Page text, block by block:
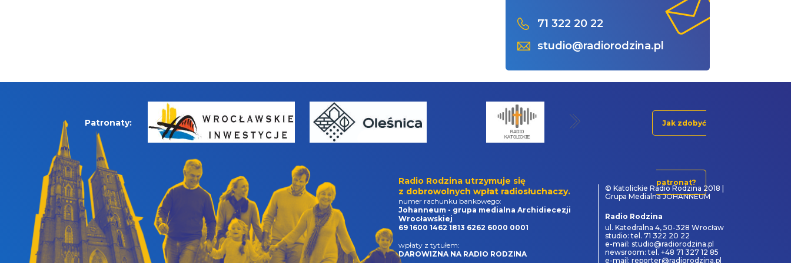
71 322 20 22
studio@radiorodzina.pl
Patronaty: Jak zdobyć
patronat?
Radio Rodzina utrzymuje się
z dobrowolnych wpłat radiosłuchaczy.
numer rachunku bankowego:
Johanneum - grupa medialna Archidiecezji
Wrocławskiej
69 1600 1462 1813 6262 6000 0001
wpłaty z tytułem:
DAROWIZNA NA RADIO RODZINA
© Katolickie Radio Rodzina 2018 |
Grupa Medialna JOHANNEUM
Radio Rodzina
ul. Katedralna 4, 50-328 Wrocław
studio: tel. 71 322 20 22
e-mail: studio@radiorodzina.pl
newsroom: tel. +48 71 327 12 85
e-mail: reporter@radiorodzina.pl